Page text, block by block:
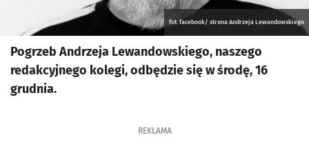
fot: facebook/ strona Andrzeja Lewandowskiego
Pogrzeb Andrzeja Lewandowskiego, naszego
redakcyjnego kolegi, odbędzie się w środę, 16
grudnia.
REKLAMA